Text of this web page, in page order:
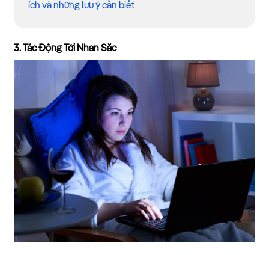
ích và những lưu ý cần biết
3. Tác Động Tới Nhan Sắc